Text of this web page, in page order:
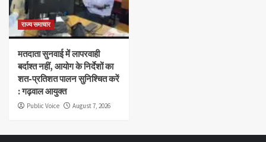
राज्य समाचार
मतदाता सुनवाई में लापरवाही
बर्दाश्त नहीं, आयोग के निर्देशों का
शत-प्रतिशत पालन सुनिश्चित करें
: गढ़वाल आयुक्त
Public Voice August 7, 2026